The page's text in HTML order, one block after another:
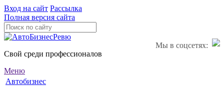
Вход на сайт Рассылка
Полная версия сайта
Мы в соцсетях:
Свой среди профессионалов
Меню
Автобизнес